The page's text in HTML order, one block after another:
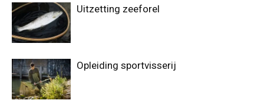
Uitzetting zeeforel
Opleiding sportvisserij